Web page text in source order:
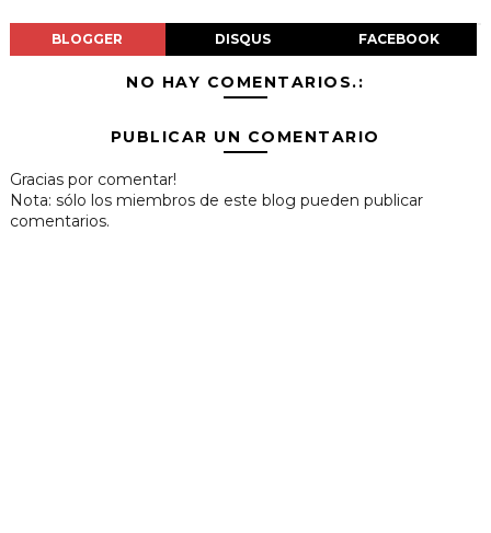
BLOGGER DISQUS FACEBOOK
NO HAY COMENTARIOS.:
PUBLICAR UN COMENTARIO
Gracias por comentar!
Nota: sólo los miembros de este blog pueden publicar
comentarios.